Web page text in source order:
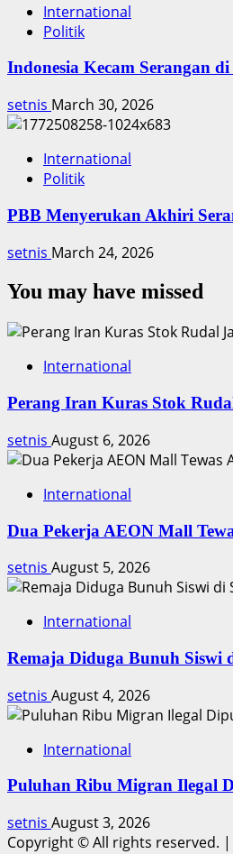
International
Politik
Indonesia Kecam Serangan
setnis March 30, 2026
International
Politik
PBB Menyerukan Akhiri
setnis March 24, 2026
You may have missed
International
Perang Iran Kuras Stok
setnis August 6, 2026
International
Dua Pekerja AEON Mall
setnis August 5, 2026
International
Remaja Diduga Bunuh Siswi
setnis August 4, 2026
International
Puluhan Ribu Migran Ilegal
setnis August 3, 2026
Copyright © All rights reserved. |